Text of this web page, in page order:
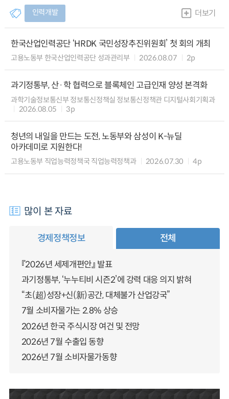
인력개발 더보기
한국산업인력공단 ‘HRDK 국민성장추진위원회’ 첫 회의 개최
고용노동부 한국산업인력공단 성과관리부 2026.08.07 2p
과기정통부, 산·학 협력으로 블록체인 고급인재 양성 본격화
과학기술정보통신부 정보통신정책실 정보통신정책관 디지털사회기획과
2026.08.05
3p
청년의 내일을 만드는 도전, 노동부와 삼성이 K-뉴딜
아카데미로 지원한다!
고용노동부 직업능력정책국 직업능력정책과 2026.07.30 4p
많이 본 자료
경제정책정보 전체
『2026년 세제개편안』 발표
과기정통부, ‘누누티비 시즌2’에 강력 대응 의지 밝혀
“초(超)성장+신(新)공간, 대체불가 산업강국”
7월 소비자물가는 2.8% 상승
2026년 한국 주식시장 여건 및 전망
2026년 7월 수출입 동향
2026년 7월 소비자물가동향